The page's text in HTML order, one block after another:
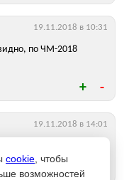
по ЧМ-2018
19.11.2018 в 10:31
8
19.11.2018 в 14:01
cookie , чтобы
возможностей